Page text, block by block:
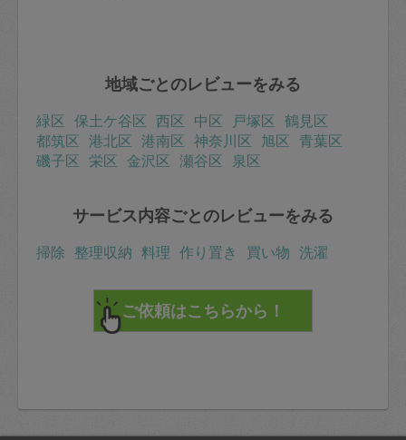
地域ごとのレビューをみる
緑区 保土ケ谷区 西区 中区 戸塚区 鶴見区
都筑区 港北区 港南区 神奈川区 旭区 青葉区
磯子区 栄区 金沢区 瀬谷区 泉区
サービス内容ごとのレビューをみる
掃除 整理収納 料理 作り置き 買い物 洗濯